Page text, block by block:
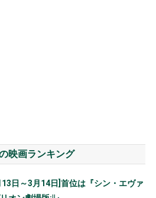
映画ランキング
日～3月14日]首位は『シン・エヴァ